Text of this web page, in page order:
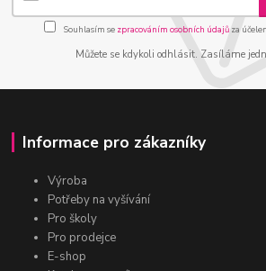
Souhlasím se zpracováním osobních údajůza
Můžete se kdykoli odhlásit. Zasíláme
Informace pro zákazníky
Výroba
Potřeby na vyšívání
Pro školy
Pro prodejce
E-shop